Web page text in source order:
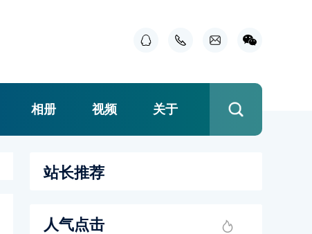
相册 视频 关于
站长推荐
人气点击